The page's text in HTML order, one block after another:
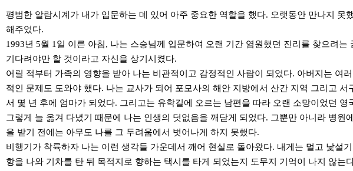
평범한 알람시계가 내가 입문하는 데 있어 아주 중요한 역할을 했다. 오랫동안 만나지
해주었다.
1993년 5월 1일 이른 아침, 나는 스승님께 입문하여 오랜 기간 염원했던 진리를 찾으려
기다려야만 할 것이라고 자신을 상기시켰다.
어릴 적부터 가족의 영향을 받아 나는 비관적이고 감정적인 사람이 되었다. 아버지는 여
적인 문제도 도와야 했다. 나는 교사가 되어 포모사의 해안 지방에서 산간 지역 그리고
서 몇 년 후에 엄마가 되었다. 그리고는 유학길에 오르는 남편을 따라 오랜 소망이었던 영
그렇게 늘 옮겨 다녔기 때문에 나는 인생의 덧없음을 깨닫게 되었다. 그뿐만 아니라 병
을 받기 전에는 아무도 나를 그 두려움에서 벗어나게 하지 못했다.
비행기가 착륙하자 나는 이런 생각들 가운데서 깨어 현실로 돌아왔다. 내게는 멀고 낯설
항을 나와 기차를 탄 뒤 목적지로 향하는 택시를 타게 되었는지 도무지 기억이 나지 않